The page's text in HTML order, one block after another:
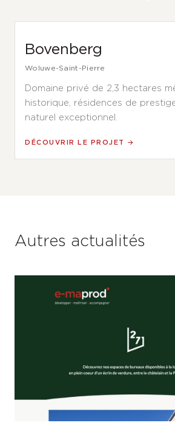
Bovenberg
Woluwe-Saint-Pierre
Domaine privé de 2,3 hectares
historique, résidences de
naturel exceptionnel.
DÉCOUVRIR LE PROJET →
Autres actualités